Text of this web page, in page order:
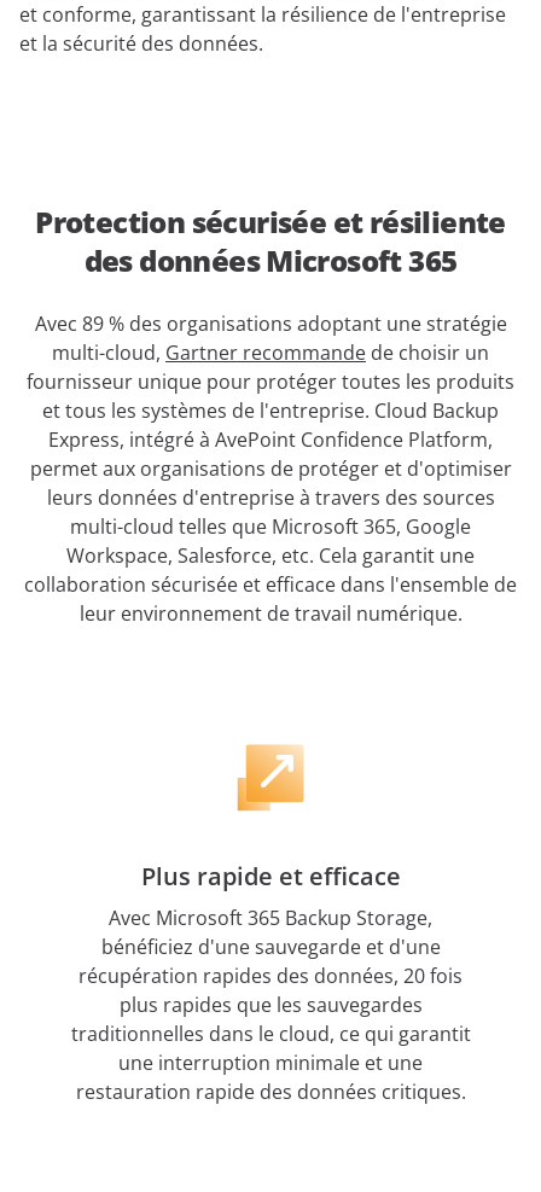
et conforme, garantissant la résilience de l'entreprise
et la sécurité des données.
Protection sécurisée et résiliente
des données Microsoft 365
Avec 89 % des organisations adoptant une stratégie
multi-cloud, Gartner recommande de choisir un
fournisseur unique pour protéger toutes les produits
et tous les systèmes de l'entreprise. Cloud Backup
Express, intégré à AvePoint Confidence Platform,
permet aux organisations de protéger et d'optimiser
leurs données d'entreprise à travers des sources
multi-cloud telles que Microsoft 365, Google
Workspace, Salesforce, etc. Cela garantit une
collaboration sécurisée et efficace dans l'ensemble de
leur environnement de travail numérique.
Plus rapide et efficace
Avec Microsoft 365 Backup Storage,
bénéficiez d'une sauvegarde et d'une
récupération rapides des données, 20 fois
plus rapides que les sauvegardes
traditionnelles dans le cloud, ce qui garantit
une interruption minimale et une
restauration rapide des données critiques.